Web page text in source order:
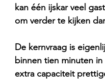
kan één ijskar veel
om verder te kijken
De kernvraag is
binnen tien minuten
extra capaciteit